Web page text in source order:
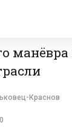
манёвра
Краснов